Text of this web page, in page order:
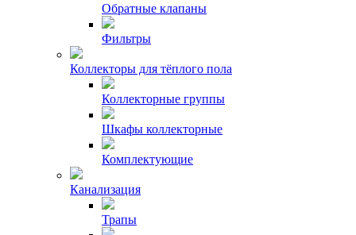
Обратные клапаны
Фильтры
Коллекторы для тёплого пола
Коллекторные группы
Шкафы коллекторные
Комплектующие
Канализация
Трапы